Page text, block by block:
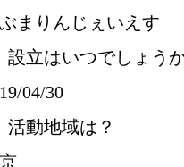
まりんじぇいえす
設立はいつでしょう
04/30
活動地域は？